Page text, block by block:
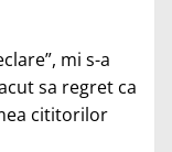
mi s-a
sa regret ca
cititorilor